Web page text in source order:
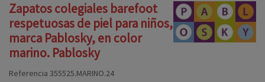
Zapatos colegiales barefoot
respetuosas de piel para niños,
marca Pablosky, en color
marino. Pablosky
Referencia 355525.MARINO.24